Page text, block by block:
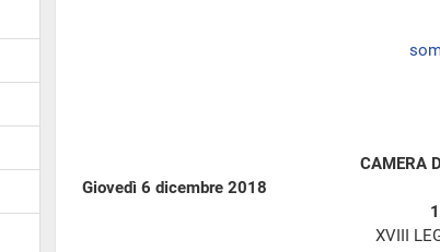
CAMERA
Giovedì 6 dicembre 2018
XVIII